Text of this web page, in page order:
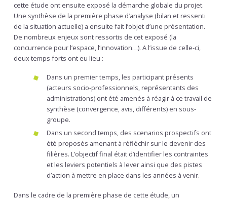
cette étude ont ensuite exposé la démarche globale du projet.
Une synthèse de la première phase d’analyse (bilan et ressenti
de la situation actuelle) a ensuite fait l’objet d’une présentation.
De nombreux enjeux sont ressortis de cet exposé (la
concurrence pour l’espace, l’innovation…). A l’issue de celle-ci,
deux temps forts ont eu lieu :
Dans un premier temps, les participant présents
(acteurs socio-professionnels, représentants des
administrations) ont été amenés à réagir à ce travail de
synthèse (convergence, avis, différents) en sous-
groupe.
Dans un second temps, des scenarios prospectifs ont
été proposés amenant à réfléchir sur le devenir des
filières. L’objectif final était d’identifier les contraintes
et les leviers potentiels à lever ainsi que des pistes
d’action à mettre en place dans les années à venir.
Dans le cadre de la première phase de cette étude, un